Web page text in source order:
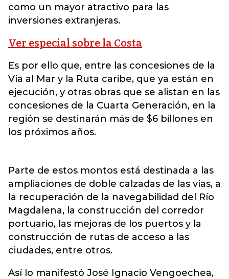
como un mayor atractivo para las
inversiones extranjeras.
Ver especial sobre la Costa
Es por ello que, entre las concesiones de la
Vía al Mar y la Ruta caribe, que ya están en
ejecución, y otras obras que se alistan en las
concesiones de la Cuarta Generación, en la
región se destinarán más de $6 billones en
los próximos años.
Parte de estos montos está destinada a las
ampliaciones de doble calzadas de las vías, a
la recuperación de la navegabilidad del Río
Magdalena, la construcción del corredor
portuario, las mejoras de los puertos y la
construcción de rutas de acceso a las
ciudades, entre otros.
Así lo manifestó José Ignacio Vengoechea,